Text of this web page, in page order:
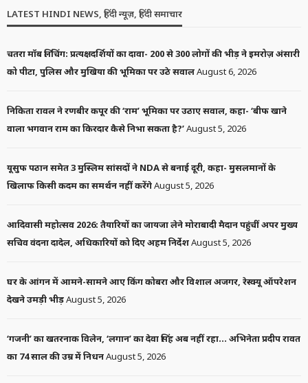
LATEST HINDI NEWS, हिंदी न्यूज़, हिंदी समाचार
चतरा मॉब लिंचिंग: प्रत्यक्षदर्शियों का दावा- 200 से 300 लोगों की भीड़ ने इमरोज़ अंसारी
को पीटा, पुलिस और मुखिया की भूमिका पर उठे सवालAugust 6, 2026
निकिता रावल ने रणबीर कपूर की ‘राम’ भूमिका पर उठाए सवाल, कहा- ‘बीफ खाने
वाला भगवान राम का किरदार कैसे निभा सकता है?’August 5, 2026
यूसुफ पठान समेत 3 मुस्लिम सांसदों ने NDA से बनाई दूरी, कहा- मुसलमानों के
खिलाफ किसी कदम का समर्थन नहीं करेंगेAugust 5, 2026
आदिवासी महोत्सव 2026: तैयारियों का जायजा लेने मोराबादी मैदान पहुंचीं अपर मुख्य
सचिव वंदना दादेल, अधिकारियों को दिए अहम निर्देशAugust 5, 2026
घर के आंगन में आमने-सामने आए किंग कोबरा और विशाल अजगर, रेस्क्यू ऑपरेशन
देखने उमड़ी भीड़August 5, 2026
‘गजनी’ का खतरनाक विलेन, ‘लगान’ का देवा सिंह अब नहीं रहा… अभिनेता प्रदीप रावत
का 74 साल की उम्र में निधनAugust 5, 2026